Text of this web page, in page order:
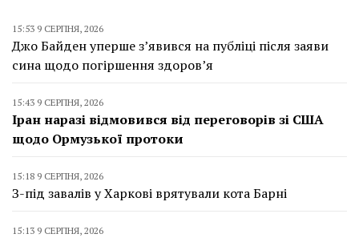
15:53 9 СЕРПНЯ, 2026
Джо Байден уперше з’явився на публіці після заяви
сина щодо погіршення здоров’я
15:43 9 СЕРПНЯ, 2026
Іран наразі відмовився від переговорів зі США
щодо Ормузької протоки
15:18 9 СЕРПНЯ, 2026
З-під завалів у Харкові врятували кота Барні
15:13 9 СЕРПНЯ, 2026